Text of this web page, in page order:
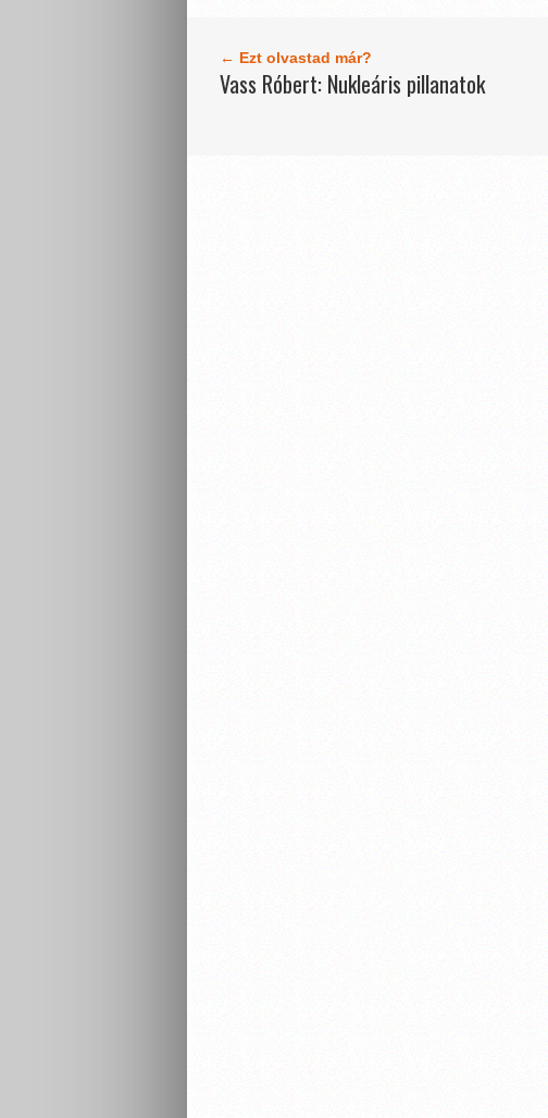
← Ezt olvastad már?
Vass Róbert: Nukleáris pillanatok